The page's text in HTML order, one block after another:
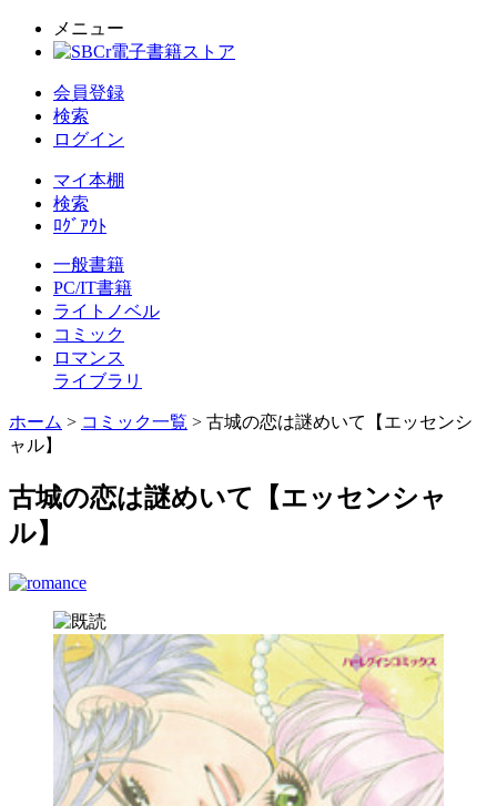
メニュー
会員登録
検索
ログイン
マイ本棚
検索
ﾛｸﾞｱｳﾄ
一般書籍
PC/IT書籍
ライトノベル
コミック
ロマンス
ライブラリ
ホーム > コミック一覧 > 古城の恋は謎めいて【エッセンシ
ャル】
古城の恋は謎めいて【エッセンシャ
ル】